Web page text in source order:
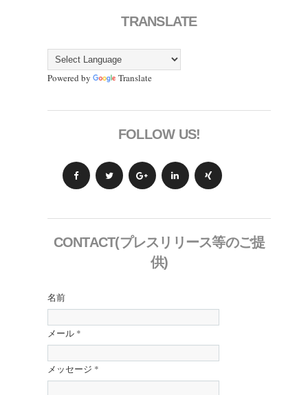
TRANSLATE
Powered by Translate
FOLLOW US!
CONTACT(プレスリリース等のご提
供)
名前
メール *
メッセージ *